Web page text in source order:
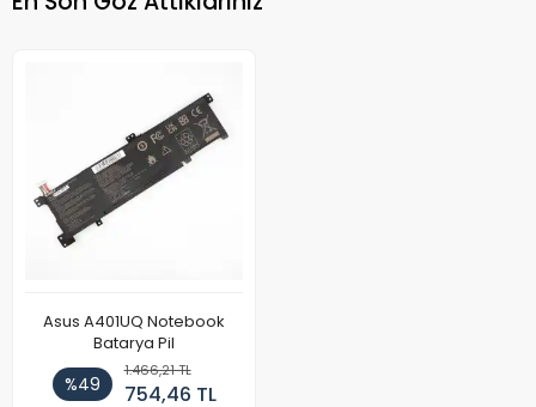
Asus A401UQ Notebook
Batarya Pil
%49
1.466,21 TL
754,46 TL